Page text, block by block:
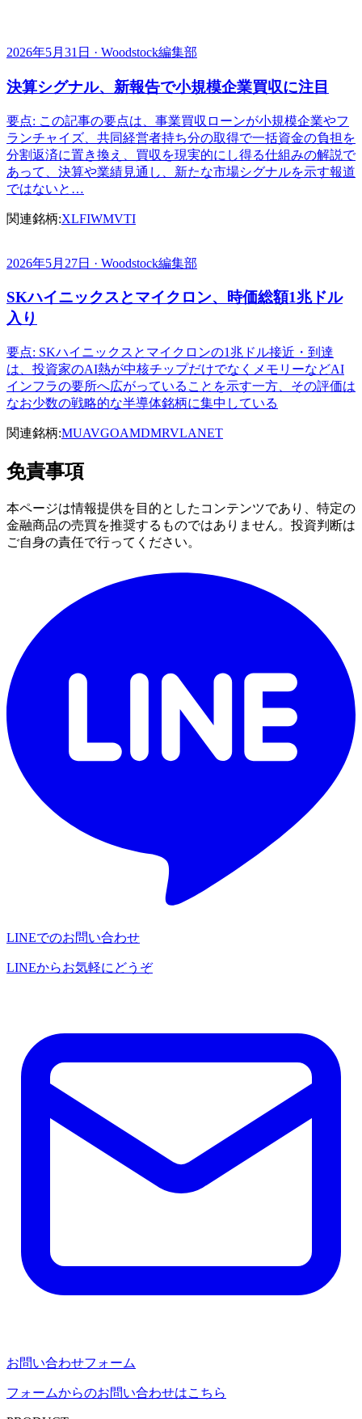
2026年5月31日 · Woodstock編集部
決算シグナル、新報告で小規模企業買収に注目
要点: この記事の要点は、事業買収ローンが小規模企業やフ
ランチャイズ、共同経営者持ち分の取得で一括資金の負担を
分割返済に置き換え、買収を現実的にし得る仕組みの解説で
あって、決算や業績見通し、新たな市場シグナルを示す報道
ではないと…
関連銘柄:XLFIWMVTI
2026年5月27日 · Woodstock編集部
SKハイニックスとマイクロン、時価総額1兆ドル
入り
要点: SKハイニックスとマイクロンの1兆ドル接近・到達
は、投資家のAI熱が中核チップだけでなくメモリーなどAI
インフラの要所へ広がっていることを示す一方、その評価は
なお少数の戦略的な半導体銘柄に集中している
関連銘柄:MUAVGOAMDMRVLANET
免責事項
本ページは情報提供を目的としたコンテンツであり、特定の
金融商品の売買を推奨するものではありません。投資判断は
ご自身の責任で行ってください。
LINEでのお問い合わせ
LINEからお気軽にどうぞ
お問い合わせフォーム
フォームからのお問い合わせはこちら